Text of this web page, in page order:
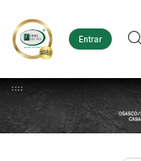
Entrar
Criar conta
Site
Agenda
Quem Somos
Busca por palavra-chave
Home
Quem Somos